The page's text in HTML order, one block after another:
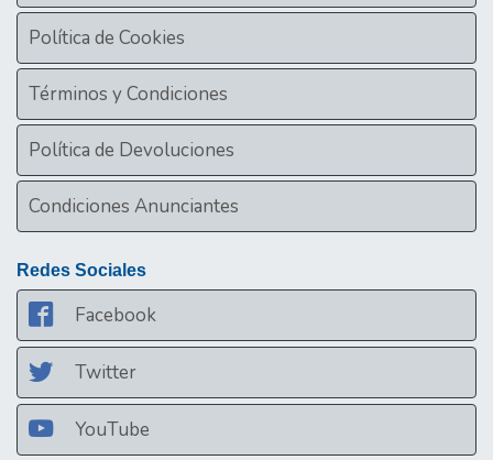
Política de Cookies
Términos y Condiciones
Política de Devoluciones
Condiciones Anunciantes
Redes Sociales
Facebook
Twitter
YouTube